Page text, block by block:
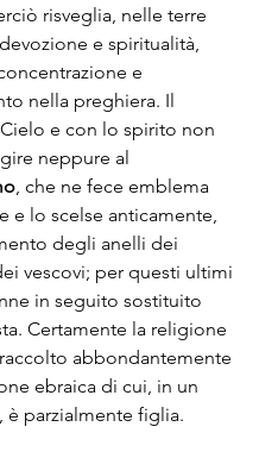
risveglia, nelle terre
e spiritualità,
e
nella preghiera. Il
e con lo spirito non
neppure al
, che ne fece emblema
e lo scelse anticamente,
degli anelli dei
vescovi; per questi ultimi
in seguito sostituito
Certamente la religione
abbondantemente
ebraica di cui, in un
è parzialmente figlia.